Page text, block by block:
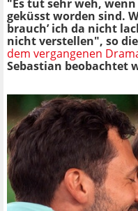
"Es tut sehr weh,
geküsst worden sind.
brauch’ ich da nicht
nicht verstellen", so
dem vergangenen
Sebastian beobachtet